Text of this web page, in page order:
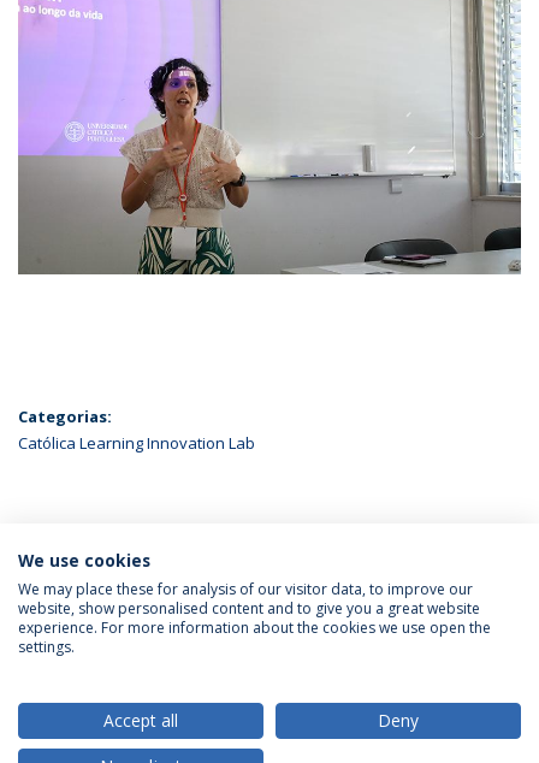
Categorias:
Católica Learning Innovation Lab
ÚLTIMAS NOTÍCIAS
Política de Privacidade
Termos & Condições
We use cookies
We may place these for analysis of our visitor data, to improve our
website, show personalised content and to give you a great website
experience. For more information about the cookies we use open the
settings.
Accept all
Deny